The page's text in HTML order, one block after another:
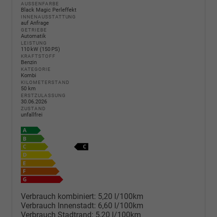
AUSSENFARBE
Black Magic Perleffekt
INNENAUSSTATTUNG
auf Anfrage
GETRIEBE
Automatik
LEISTUNG
110 kW (150 PS)
KRAFTSTOFF
Benzin
KATEGORIE
Kombi
KILOMETERSTAND
50 km
ERSTZULASSUNG
30.06.2026
ZUSTAND
unfallfrei
Verbrauch kombiniert: 5,20 l/100km
Verbrauch Innenstadt: 6,60 l/100km
Verbrauch Stadtrand: 5,20 l/100km